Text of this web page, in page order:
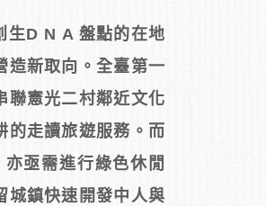
生D N A 盤點的在地
造新取向。全臺第一
聯憲光二村鄰近文化
的走讀旅遊服務。而
亟需進行綠色休閒
城鎮快速開發中人與